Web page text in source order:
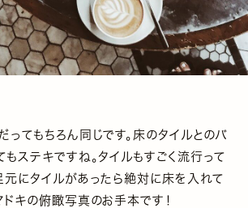
ってもちろん同じです。床のタイルとのバ
もステキですね。タイルもすごく流行って
元にタイルがあったら絶対に床を入れて
ドキの俯瞰写真のお手本です！